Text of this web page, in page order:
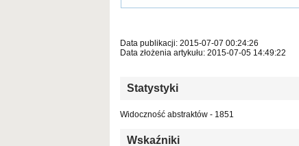
Data publikacji: 2015-07-07 00:24:26
Data złożenia artykułu: 2015-07-05 14:49:22
Statystyki
Widoczność abstraktów - 1851
Wskaźniki